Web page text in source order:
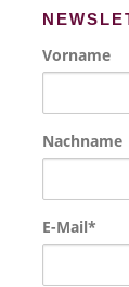
Vorname
Nachname
E-Mail*